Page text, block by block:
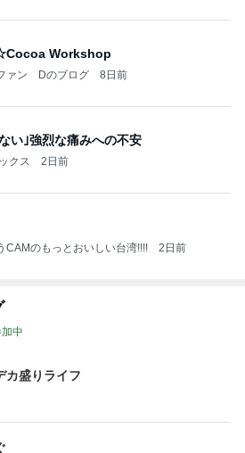
Workshop
ァン Dのブログ 8日前
い｣強烈な痛みへの不安
クス 2日前
CAMのもっとおいしい台湾!!!! 2日前
中
カ盛りライフ